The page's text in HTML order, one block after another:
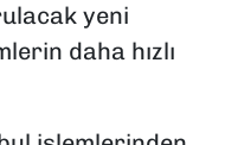
yeni
daha hızlı